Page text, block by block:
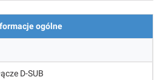
ogólne
D-SUB